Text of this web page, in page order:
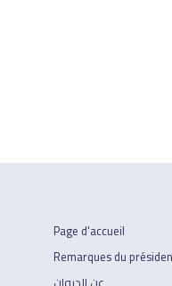
Page d'accueil
Remarques du